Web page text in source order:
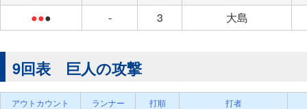
●●● - 3 大島
9回表 巨人の攻撃
アウトカウント ランナー 打順 打者